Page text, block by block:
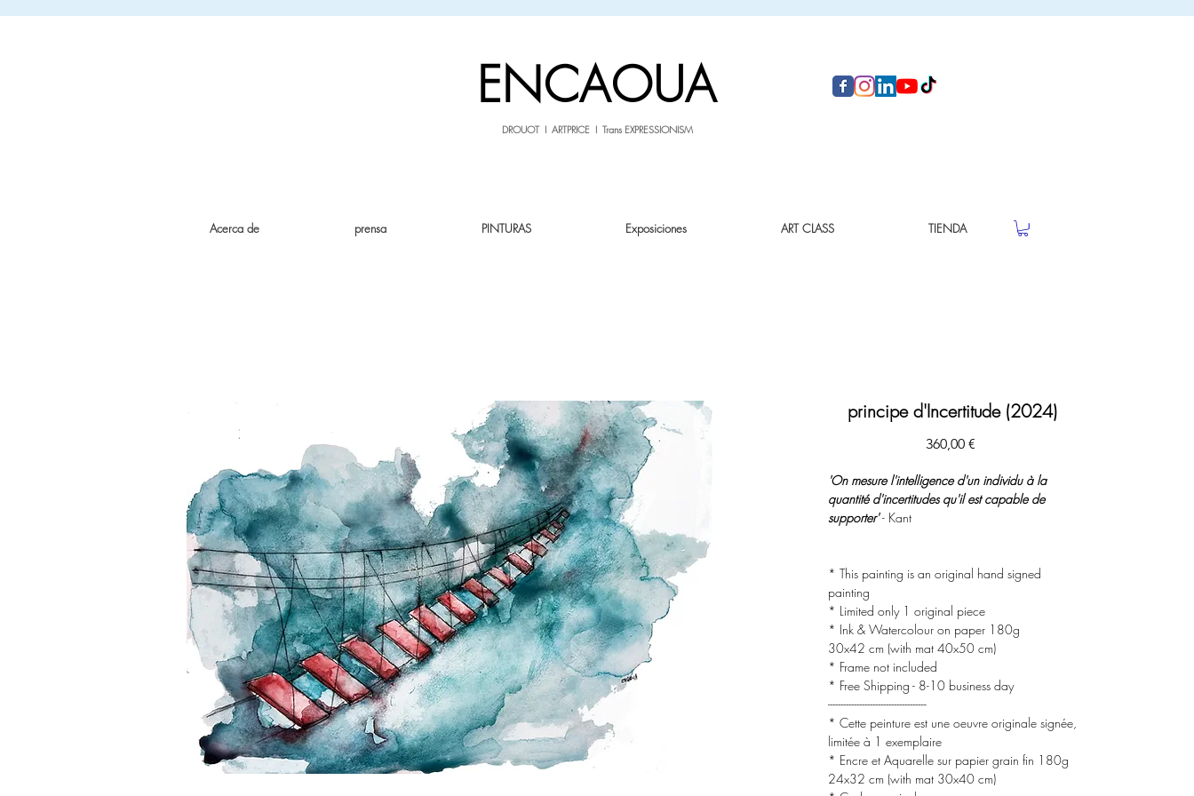
ENCAOUA
DROUOT I ARTPRICE I Trans EXPRESSIONISM
Acerca de prensa PINTURAS Exposiciones ART CLASS TIENDA
principe d'Incertitude (2024)
360,00 €Precio
'On mesure l'intelligence d'un individu à la
quantité d'incertitudes qu'il est capable de
supporter'- Kant
* This painting is an original hand signed
painting
* Limited only 1 original piece
* Ink & Watercolour on paper 180g
30x42 cm (with mat 40x50 cm)
* Frame not included
* Free Shipping - 8-10 business day
-------------------------------------
* Cette peinture est une oeuvre originale signée,
limitée à 1 exemplaire
* Encre et Aquarelle sur papier grain fin 180g
24x32 cm (with mat 30x40 cm)